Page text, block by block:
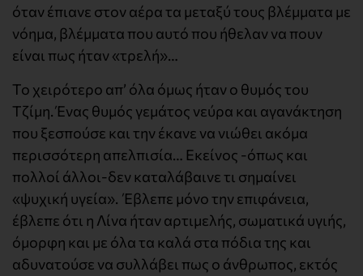
όταν έπιανε στον αέρα τα μεταξύ τους βλέμματα με
νόημα, βλέμματα που αυτό που ήθελαν να πουν
είναι πως ήταν «τρελή»…
Το χειρότερο απ’ όλα όμως ήταν ο θυμός του
Τζίμη. Ένας θυμός γεμάτος νεύρα και αγανάκτηση
που ξεσπούσε και την έκανε να νιώθει ακόμα
περισσότερη απελπισία… Εκείνος -όπως και
πολλοί άλλοι-δεν καταλάβαινε τι σημαίνει
«ψυχική υγεία». Έβλεπε μόνο την επιφάνεια,
έβλεπε ότι η Λίνα ήταν αρτιμελής, σωματικά υγιής,
όμορφη και με όλα τα καλά στα πόδια της και
αδυνατούσε να συλλάβει πως ο άνθρωπος, εκτός